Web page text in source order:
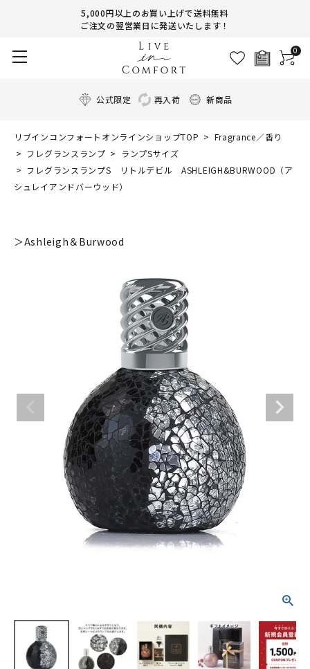
5,000円以上のお買い上げで送料無料
ご注文の翌営業日に発送いたします！
0
公式限定 再入荷 新商品
リブインコンフォートオンラインショップTOP
Fragrance／香り
フレグランスランプ
ランプSサイズ
フレグランスランプS リトルデビル ASHLEIGH&BURWOOD（ア
シュレイアンドバーウッド）
＞Ashleigh＆Burwood